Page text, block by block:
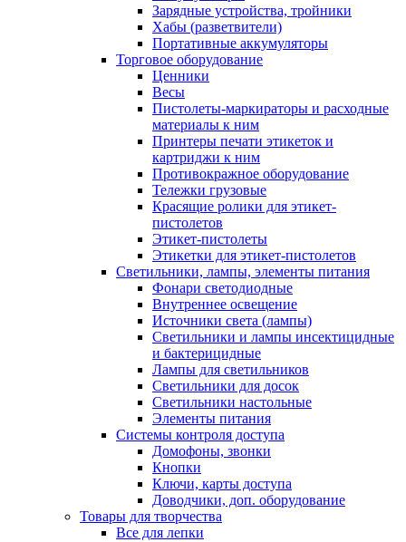
Зарядные устройства, тройники
Хабы (разветвители)
Портативные аккумуляторы
Торговое оборудование
Ценники
Весы
Пистолеты-маркираторы и расходные
материалы к ним
Принтеры печати этикеток и
картриджи к ним
Противокражное оборудование
Тележки грузовые
Красящие ролики для этикет-
пистолетов
Этикет-пистолеты
Этикетки для этикет-пистолетов
Светильники, лампы, элементы питания
Фонари светодиодные
Внутреннее освещение
Источники света (лампы)
Светильники и лампы инсектицидные
и бактерицидные
Лампы для светильников
Светильники для досок
Светильники настольные
Элементы питания
Системы контроля доступа
Домофоны, звонки
Кнопки
Ключи, карты доступа
Доводчики, доп. оборудование
Товары для творчества
Все для лепки